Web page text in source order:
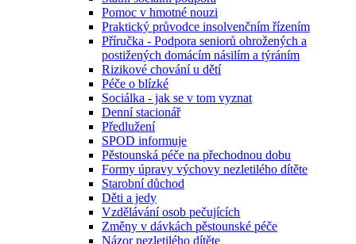
Pomoc v hmotné nouzi
Praktický průvodce insolvenčním řízením
Příručka - Podpora seniorů ohrožených a
postižených domácím násilím a týráním
Rizikové chování u dětí
Péče o blízké
Sociálka - jak se v tom vyznat
Denní stacionář
Předlužení
SPOD informuje
Pěstounská péče na přechodnou dobu
Formy úpravy výchovy nezletilého dítěte
Starobní důchod
Děti a jedy
Vzdělávání osob pečujících
Změny v dávkách pěstounské péče
Názor nezletilého dítěte